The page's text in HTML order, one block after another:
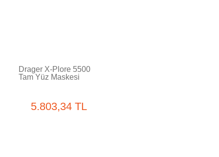
Drager X-Plore 5500
Tam Yüz Maskesi
5.803,34 TL